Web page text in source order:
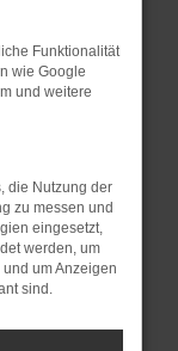
privaten
und dein
Stand
ein
auch dazu
nicht
Funktionalität
wie Google
und weitere
die Nutzung der
zu messen und
eingesetzt,
werden, um
um Anzeigen
sind.